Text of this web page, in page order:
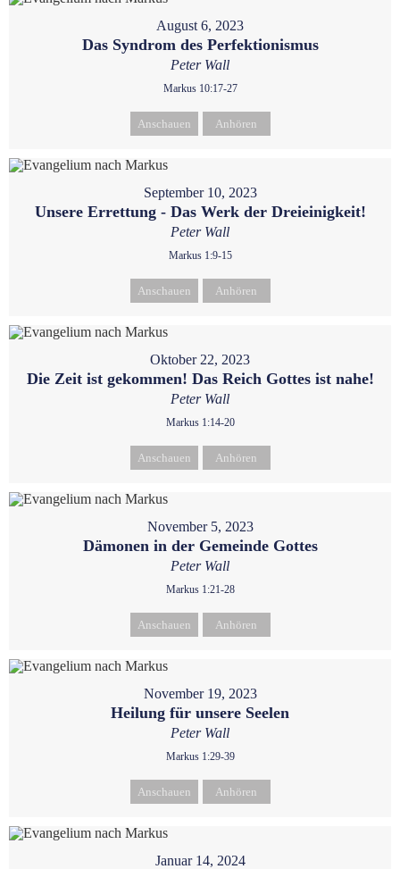
August 6, 2023
Das Syndrom des Perfektionismus
Peter Wall
Markus 10:17-27
Anschauen Anhören
September 10, 2023
Unsere Errettung - Das Werk der Dreieinigkeit!
Peter Wall
Markus 1:9-15
Anschauen Anhören
Oktober 22, 2023
Die Zeit ist gekommen! Das Reich Gottes ist nahe!
Peter Wall
Markus 1:14-20
Anschauen Anhören
November 5, 2023
Dämonen in der Gemeinde Gottes
Peter Wall
Markus 1:21-28
Anschauen Anhören
November 19, 2023
Heilung für unsere Seelen
Peter Wall
Markus 1:29-39
Anschauen Anhören
Januar 14, 2024